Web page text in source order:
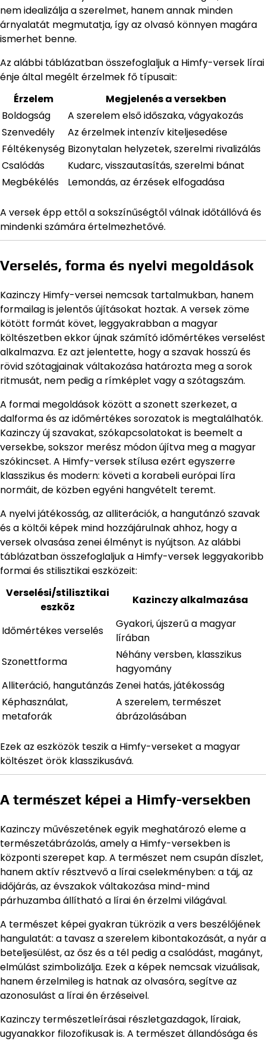
nem idealizálja a szerelmet, hanem annak minden
árnyalatát megmutatja, így az olvasó könnyen magára
ismerhet benne.
Az alábbi táblázatban összefoglaljuk a Himfy-versek lírai
énje által megélt érzelmek fő típusait:
Érzelem
Megjelenés a versekben
Boldogság
A szerelem első időszaka, vágyakozás
Szenvedély
Az érzelmek intenzív kiteljesedése
Féltékenység Bizonytalan helyzetek, szerelmi rivalizálás
Csalódás
Kudarc, visszautasítás, szerelmi bánat
Megbékélés
Lemondás, az érzések elfogadása
A versek épp ettől a sokszínűségtől válnak időtállóvá és
mindenki számára értelmezhetővé.
Verselés, forma és nyelvi megoldások
Kazinczy Himfy-versei nemcsak tartalmukban, hanem
formailag is jelentős újításokat hoztak. A versek zöme
kötött formát követ, leggyakrabban a magyar
költészetben ekkor újnak számító időmértékes verselést
alkalmazva. Ez azt jelentette, hogy a szavak hosszú és
rövid szótagjainak váltakozása határozta meg a sorok
ritmusát, nem pedig a rímképlet vagy a szótagszám.
A formai megoldások között a szonett szerkezet, a
dalforma és az időmértékes sorozatok is megtalálhatók.
Kazinczy új szavakat, szókapcsolatokat is beemelt a
versekbe, sokszor merész módon újítva meg a magyar
szókincset. A Himfy-versek stílusa ezért egyszerre
klasszikus és modern: követi a korabeli európai líra
normáit, de közben egyéni hangvételt teremt.
A nyelvi játékosság, az alliterációk, a hangutánzó szavak
és a költői képek mind hozzájárulnak ahhoz, hogy a
versek olvasása zenei élményt is nyújtson. Az alábbi
táblázatban összefoglaljuk a Himfy-versek leggyakoribb
formai és stilisztikai eszközeit:
Verselési/stilisztikai
eszköz
Kazinczy alkalmazása
Időmértékes verselés
Gyakori, újszerű a magyar
lírában
Szonettforma
Néhány versben, klasszikus
hagyomány
Alliteráció, hangutánzás Zenei hatás, játékosság
Képhasználat,
metaforák
A szerelem, természet
ábrázolásában
Ezek az eszközök teszik a Himfy-verseket a magyar
költészet örök klasszikusává.
A természet képei a Himfy-versekben
Kazinczy művészetének egyik meghatározó eleme a
természetábrázolás, amely a Himfy-versekben is
központi szerepet kap. A természet nem csupán díszlet,
hanem aktív résztvevő a lírai cselekményben: a táj, az
időjárás, az évszakok váltakozása mind-mind
párhuzamba állítható a lírai én érzelmi világával.
A természet képei gyakran tükrözik a vers beszélőjének
hangulatát: a tavasz a szerelem kibontakozását, a nyár a
beteljesülést, az ősz és a tél pedig a csalódást, magányt,
elmúlást szimbolizálja. Ezek a képek nemcsak vizuálisak,
hanem érzelmileg is hatnak az olvasóra, segítve az
azonosulást a lírai én érzéseivel.
Kazinczy természetleírásai részletgazdagok, líraiak,
ugyanakkor filozofikusak is. A természet állandósága és